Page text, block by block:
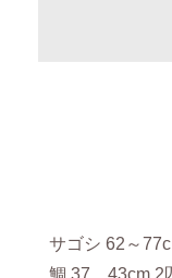
サゴシ 62～
鯛 37、43cm 2